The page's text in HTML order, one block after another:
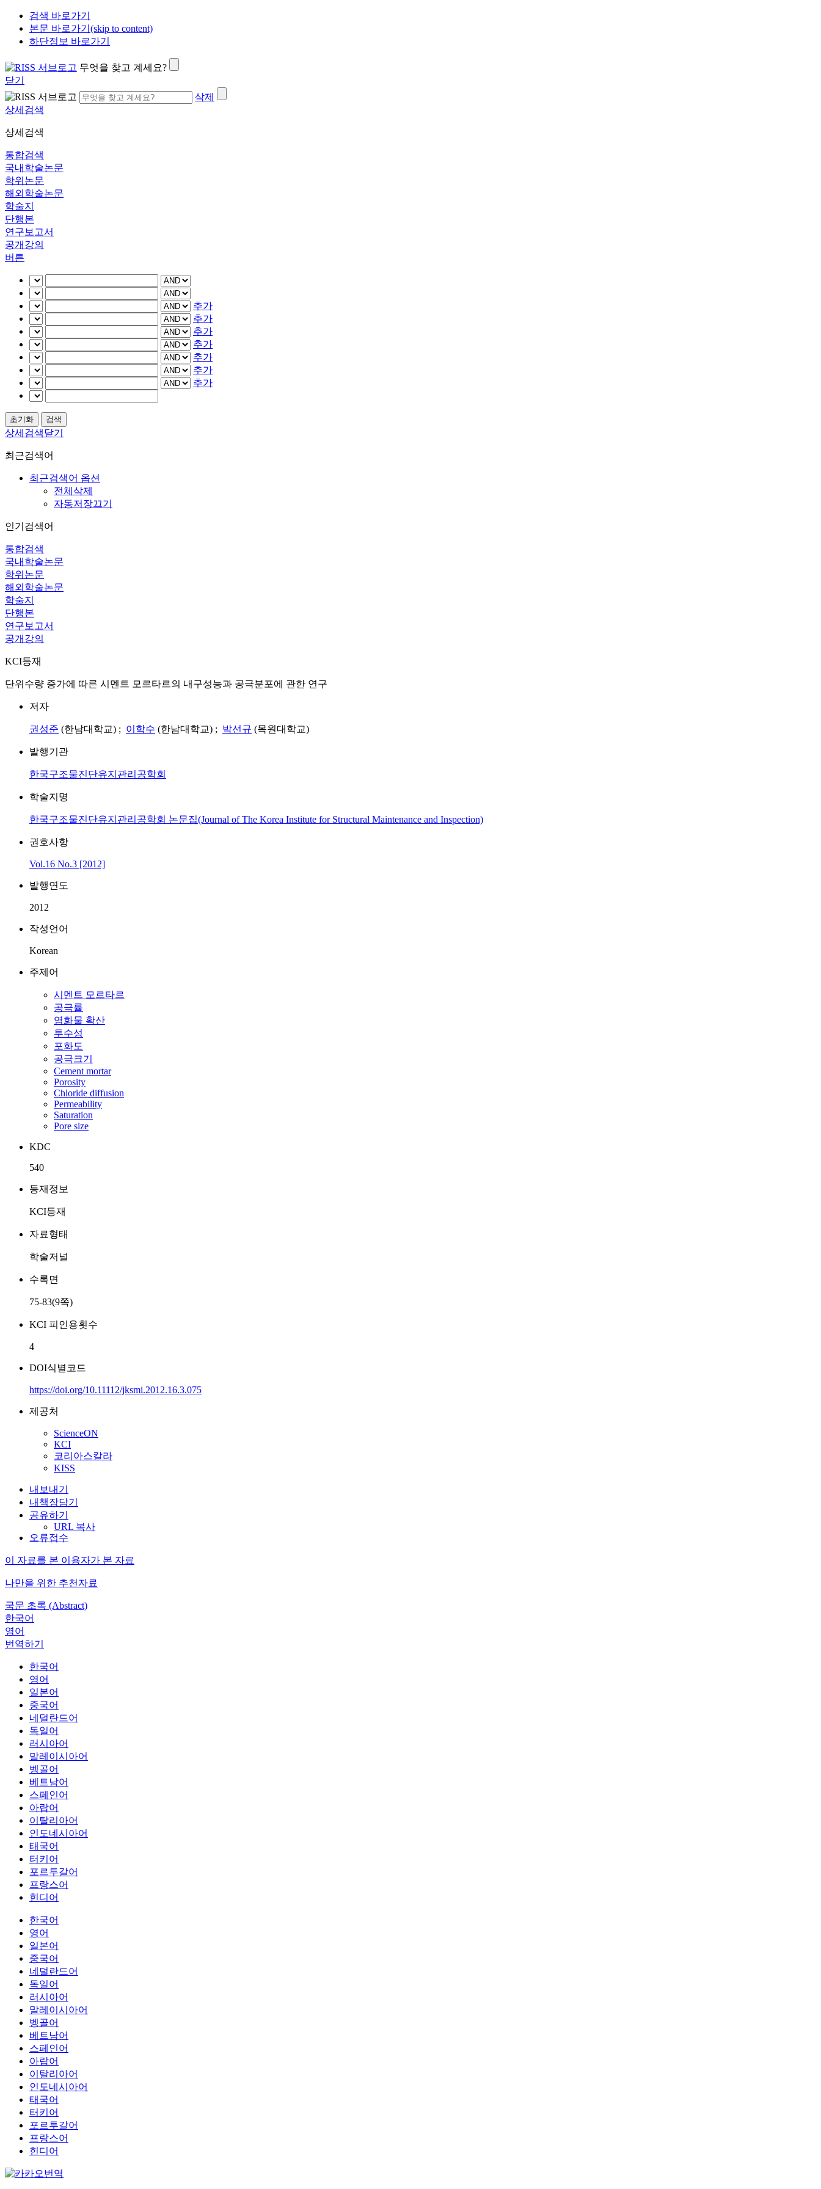
검색 바로가기
본문 바로가기(skip to content)
하단정보 바로가기
무엇을 찾고 계세요?
닫기
삭제
상세검색
상세검색
통합검색
국내학술논문
학위논문
해외학술논문
학술지
단행본
연구보고서
공개강의
버튼
추가
추가
추가
추가
추가
추가
추가
상세검색닫기
최근검색어
최근검색어 옵션
전체삭제
자동저장끄기
인기검색어
통합검색
국내학술논문
학위논문
해외학술논문
학술지
단행본
연구보고서
공개강의
KCI등재
단위수량 증가에 따른 시멘트 모르타르의 내구성능과 공극분포에 관한 연구
저자
권성준 (한남대학교) ; 이학수 (한남대학교) ; 박선규 (목원대학교)
발행기관
한국구조물진단유지관리공학회
학술지명
한국구조물진단유지관리공학회 논문집(Journal of The Korea Institute for Structural Maintenance and Inspection)
권호사항
Vol.16 No.3 [2012]
발행연도
2012
작성언어
Korean
주제어
시멘트 모르타르
공극률
염화물 확산
투수성
포화도
공극크기
Cement mortar
Porosity
Chloride diffusion
Permeability
Saturation
Pore size
KDC
540
등재정보
KCI등재
자료형태
학술저널
수록면
75-83(9쪽)
KCI 피인용횟수
4
DOI식별코드
https://doi.org/10.11112/jksmi.2012.16.3.075
제공처
ScienceON
KCI
코리아스칼라
KISS
내보내기
내책장담기
공유하기
URL 복사
오류접수
이 자료를 본 이용자가 본 자료
나만을 위한 추천자료
국문 초록 (Abstract)
한국어
영어
번역하기
한국어
영어
일본어
중국어
네덜란드어
독일어
러시아어
말레이시아어
벵골어
베트남어
스페인어
아랍어
이탈리아어
인도네시아어
태국어
터키어
포르투갈어
프랑스어
힌디어
한국어
영어
일본어
중국어
네덜란드어
독일어
러시아어
말레이시아어
벵골어
베트남어
스페인어
아랍어
이탈리아어
인도네시아어
태국어
터키어
포르투갈어
프랑스어
힌디어